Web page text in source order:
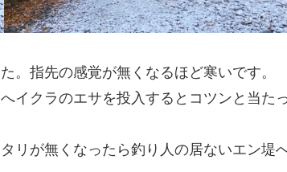
。指先の感覚が無くなるほど寒いです。
イクラのエサを投入するとコツンと当た
リが無くなったら釣り人の居ないエン堤